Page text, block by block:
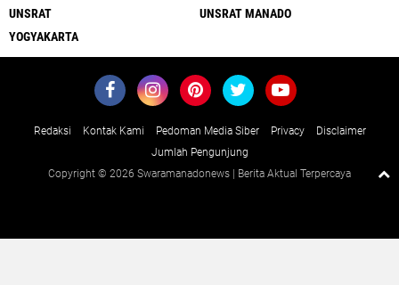
UNSRAT
UNSRAT MANADO
YOGYAKARTA
Redaksi Kontak Kami Pedoman Media Siber Privacy
Disclaimer
Jumlah Pengunjung
Copyright © 2026 Swaramanadonews | Berita Aktual Terpercaya